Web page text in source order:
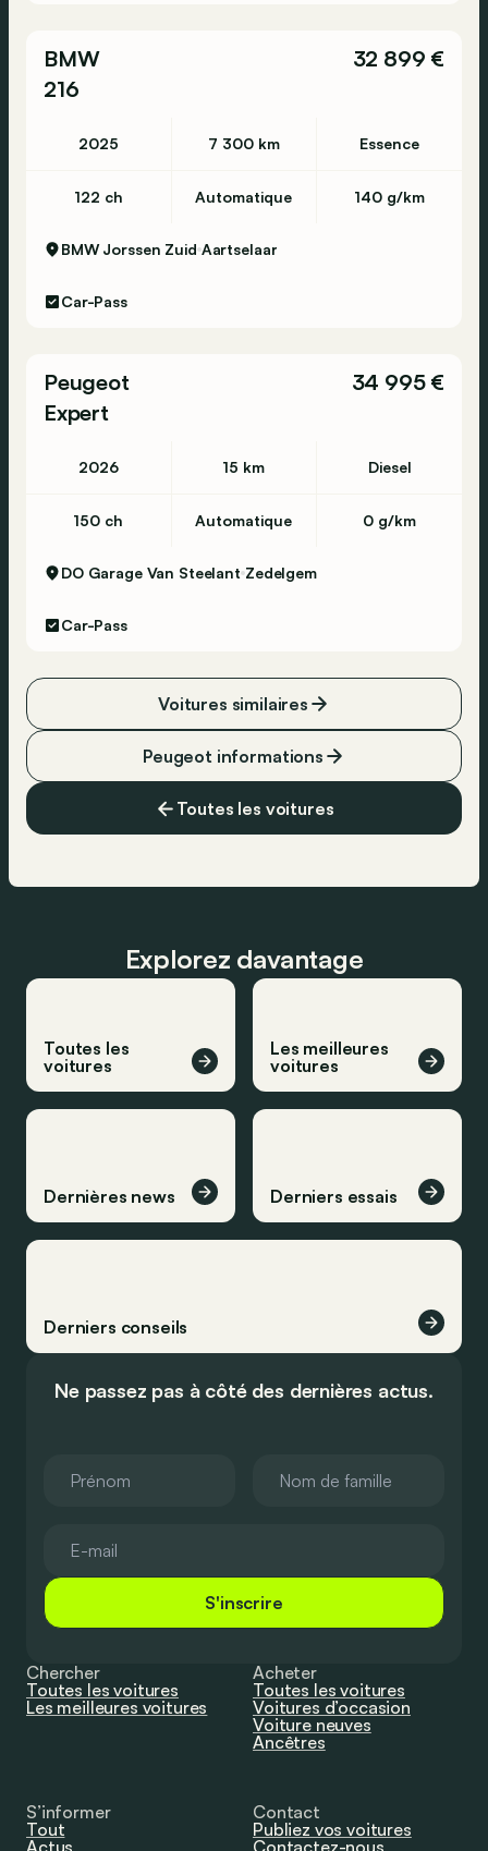
BMW
216
32 899 €
2025 7 300 km Essence
122 ch Automatique 140 g/km
BMW Jorssen Zuid Aartselaar
Car-Pass
Peugeot
Expert
34 995 €
2026 15 km Diesel
150 ch Automatique 0 g/km
DO Garage Van Steelant Zedelgem
Car-Pass
Toutes les voitures
Peugeot informations
Voitures similaires
Explorez davantage
Toutes les
voitures
Les meilleures
voitures
Dernières news Derniers essais
Derniers conseils
Ne passez pas à côté des dernières actus.
S'inscrire
Chercher
Toutes les voitures
Les meilleures voitures
Acheter
Toutes les voitures
Voitures d’occasion
Voiture neuves
Ancêtres
S’informer
Tout
Actus
Contact
Publiez vos voitures
Contactez-nous